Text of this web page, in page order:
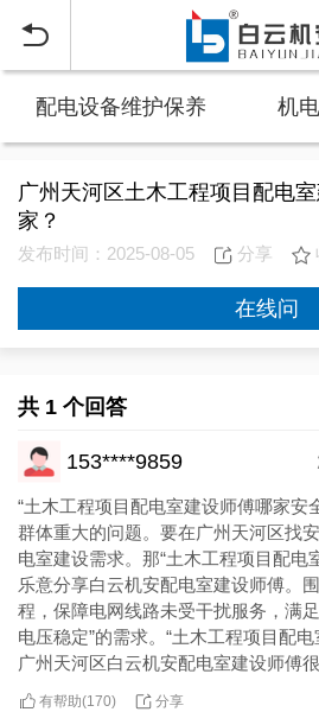

配电设备维护保养 机
广州天河区土木工程项目配电
家？
发布时间：2025-08-05
分享
在线问
共 1 个回答
153****9859
“土木工程项目配电室建设师傅哪家安
群体重大的问题。要在广州天河区找
电室建设需求。那“土木工程项目配电
乐意分享白云机安配电室建设师傅。
程，保障电网线路未受干扰服务，满
电压稳定”的需求。“土木工程项目配
广州天河区白云机安配电室建设师傅很
有帮助(170) 分享